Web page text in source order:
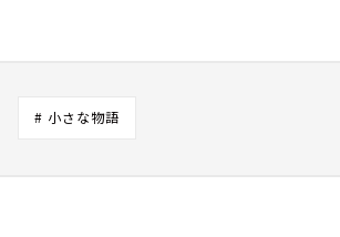
# 小さな物語